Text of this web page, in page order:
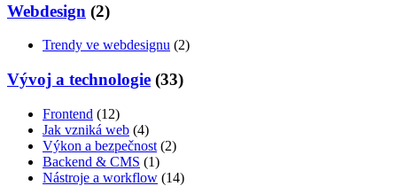
webdesignu
Webdesign (2)
Trendy ve webdesignu (2)
Vývoj a technologie (33)
Frontend (12)
Jak vzniká web (4)
Výkon a bezpečnost (2)
Backend & CMS (1)
Nástroje a workflow (14)